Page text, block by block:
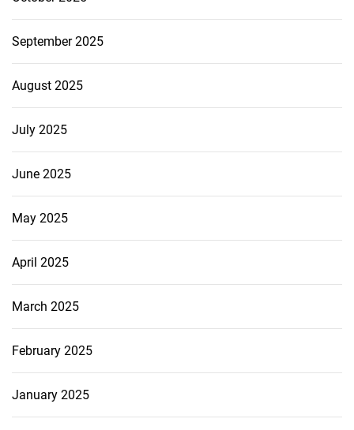
September 2025
August 2025
July 2025
June 2025
May 2025
April 2025
March 2025
February 2025
January 2025